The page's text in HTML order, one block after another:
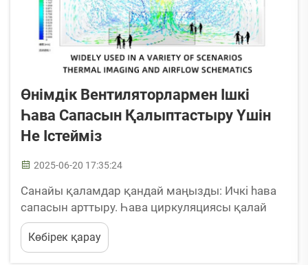
Өнімдік Вентиляторлармен Ішкі
Һава Сапасын Қалыптастыру Үшін
Не Істейміз
2025-06-20 17:35:24
Санайы қаламдар қандай маңызды: Ичкі һава
сапасын арттыру. Һава циркуляциясы қалай
ұшбап қорытындыларды кемиді. Ұшбап
қорытындыларды кемітуге әкелетін негізгі
себептердің бірі - дұрыс һава циркуляциясы.
Көбірек қарау